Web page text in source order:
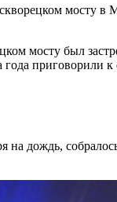
мосту в
мосту был
дождь,